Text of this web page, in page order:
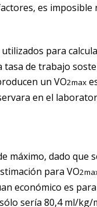
es imposible
para
tasa de trabajo
un VO2max
en el
máximo, dado que
para VO
económico es
sólo sería 80,4 ml/kg/